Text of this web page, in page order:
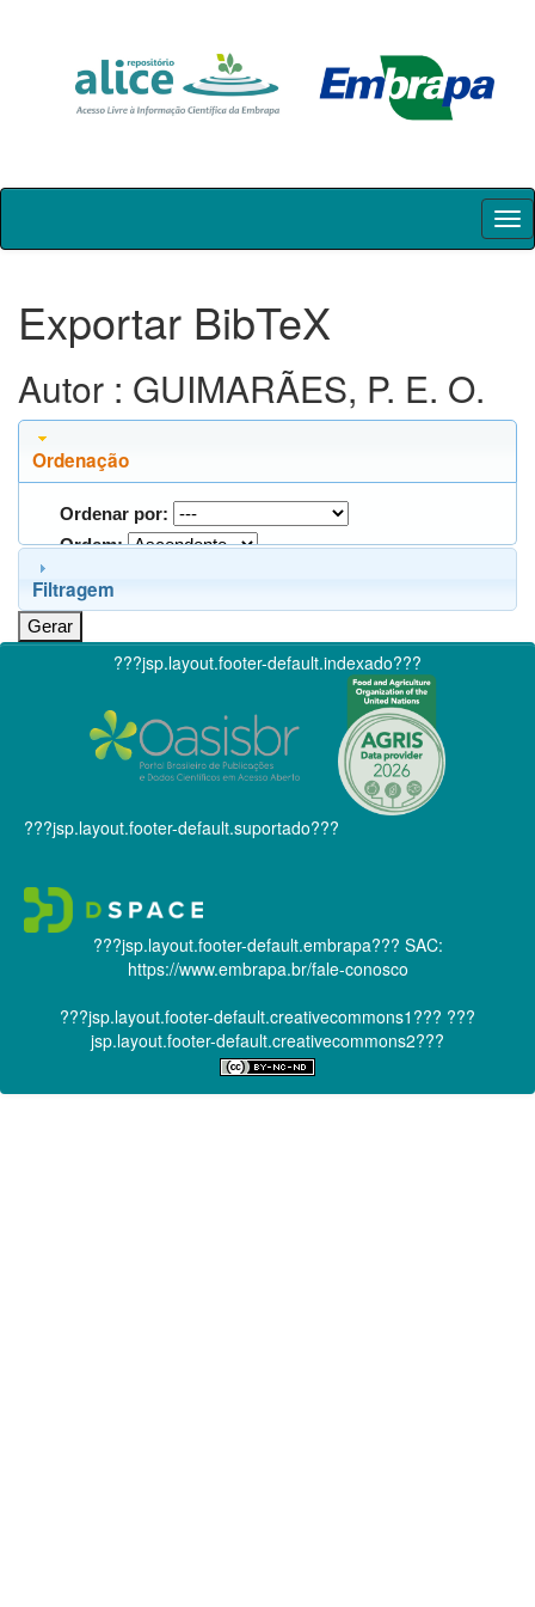
Skip
Exportar BibTeX
Autor : GUIMARÃES, P. E. O.
Ordenação
Ordenar por:
Ordem:
Filtragem
???jsp.layout.footer-default.indexado???
???jsp.layout.footer-default.suportado???
???jsp.layout.footer-default.embrapa??? SAC:
https://www.embrapa.br/fale-conosco
???jsp.layout.footer-default.creativecommons1??? ???
jsp.layout.footer-default.creativecommons2???